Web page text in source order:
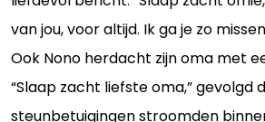
van jou, voor altijd. Ik ga je zo
Ook Nono herdacht zijn oma met
“Slaap zacht liefste oma,” gevolgd
steunbetuigingen stroomden